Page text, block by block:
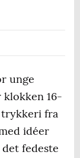
unge
klokken 16-
trykkeri fra
idéer
fedeste